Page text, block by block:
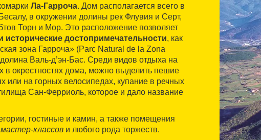
Ла-Гарроча. Дом располагается всего в
в окружении долины рек Флувия и Серт,
Торн и Мор. Это расположение позволяет
исторические достопримечательности, как
зона Гарроча» (Parc Natural de la Zona
Валь-д’эн-Бас. Среди видов отдыха на
в окрестностях дома, можно выделить пешие
или на горных велосипедах, купание в речных
Сан-Ферриоль, которое и дало название
гостиные и камин, а также помещения
мастер-классов и любого рода торжеств.